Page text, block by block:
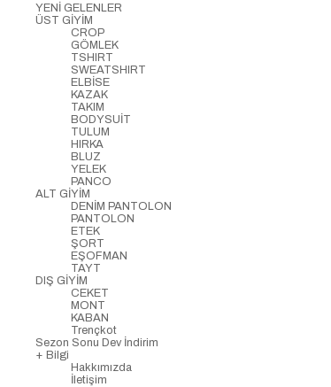
YENİ GELENLER
ÜST GİYİM
CROP
GÖMLEK
TSHIRT
SWEATSHIRT
ELBİSE
KAZAK
TAKIM
BODYSUİT
TULUM
HIRKA
BLUZ
YELEK
PANCO
ALT GİYİM
DENİM PANTOLON
PANTOLON
ETEK
ŞORT
EŞOFMAN
TAYT
DIŞ GİYİM
CEKET
MONT
KABAN
Trençkot
Sezon Sonu Dev İndirim
+ Bilgi
Hakkımızda
İletişim